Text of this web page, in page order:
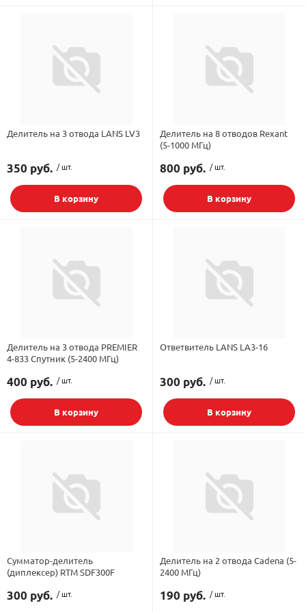
Делитель на 3 отвода LANS LV3
350 руб. / шт.
В корзину
Делитель на 8 отводов Rexant
(5-1000 МГц)
800 руб. / шт.
В корзину
Делитель на 3 отвода PREMIER
4-833 Спутник (5-2400 МГц)
400 руб. / шт.
В корзину
Ответвитель LANS LA3-16
300 руб. / шт.
В корзину
Сумматор-делитель
(диплексер) RTM SDF300F
300 руб. / шт.
Делитель на 2 отвода Cadena (5-
2400 МГц)
190 руб. / шт.